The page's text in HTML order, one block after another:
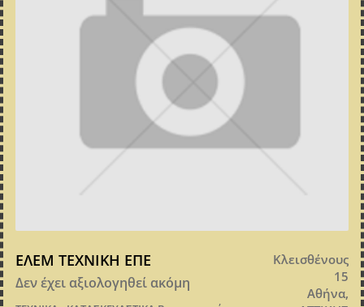
ΕΛΕΜ ΤΕΧΝΙΚΗ ΕΠΕ
Δεν έχει αξιολογηθεί ακόμη
Κλεισθένους
15
Αθήνα,